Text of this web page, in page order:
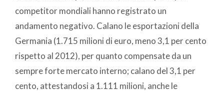
competitor mondiali hanno registrato un
andamento negativo. Calano le esportazioni della
Germania (1.715 milioni di euro, meno 3,1 per cento
rispetto al 2012), per quanto compensate da un
sempre forte mercato interno; calano del 3,1 per
cento, attestandosi a 1.111 milioni, anche le